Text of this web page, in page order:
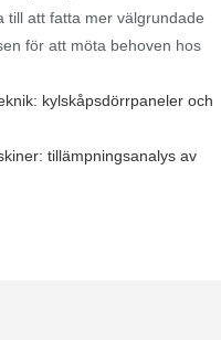
till att fatta mer välgrundade
för att möta behoven hos
kylskåpsdörrpaneler och
tillämpningsanalys av